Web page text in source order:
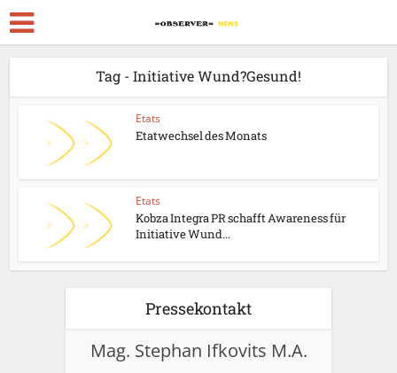
Tag - Initiative Wund?Gesund!
Etats
Etatwechsel des Monats
Etats
Kobza Integra PR schafft Awareness für
Initiative Wund...
Pressekontakt
Mag. Stephan Ifkovits M.A.